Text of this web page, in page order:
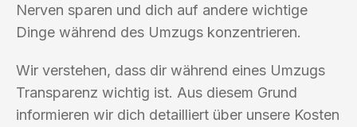
Nerven sparen und dich auf andere wichtige
Dinge während des Umzugs konzentrieren.
Wir verstehen, dass dir während eines Umzugs
Transparenz wichtig ist. Aus diesem Grund
informieren wir dich detailliert über unsere Kosten